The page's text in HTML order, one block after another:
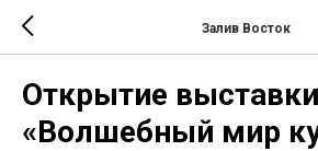
Залив Восток
Открытие выставки
«Волшебный мир